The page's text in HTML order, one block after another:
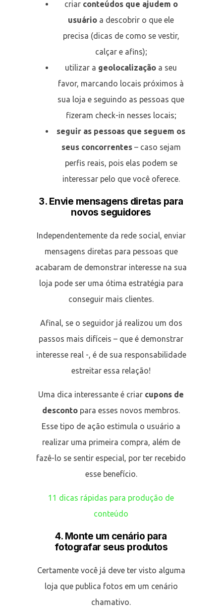
criar conteúdos que ajudem o
usuário a descobrir o que ele
precisa (dicas de como se vestir,
calçar e afins);
utilizar a geolocalização a seu
favor, marcando locais próximos à
sua loja e seguindo as pessoas que
fizeram check-in nesses locais;
seguir as pessoas que seguem os
seus concorrentes– caso sejam
perfis reais, pois elas podem se
interessar pelo que você oferece.
3. Envie mensagens diretas para
novos seguidores
Independentemente da rede social, enviar
mensagens diretas para pessoas que
acabaram de demonstrar interesse na sua
loja pode ser uma ótima estratégia para
conseguir mais clientes.
Afinal, se o seguidor já realizou um dos
passos mais difíceis – que é demonstrar
interesse real -, é de sua responsabilidade
estreitar essa relação!
Uma dica interessante é criar cupons de
desconto para esses novos membros.
Esse tipo de ação estimula o usuário a
realizar uma primeira compra, além de
fazê-lo se sentir especial, por ter recebido
esse benefício.
11 dicas rápidas para produção de
conteúdo
4. Monte um cenário para
fotografar seus produtos
Certamente você já deve ter visto alguma
loja que publica fotos em um cenário
chamativo.